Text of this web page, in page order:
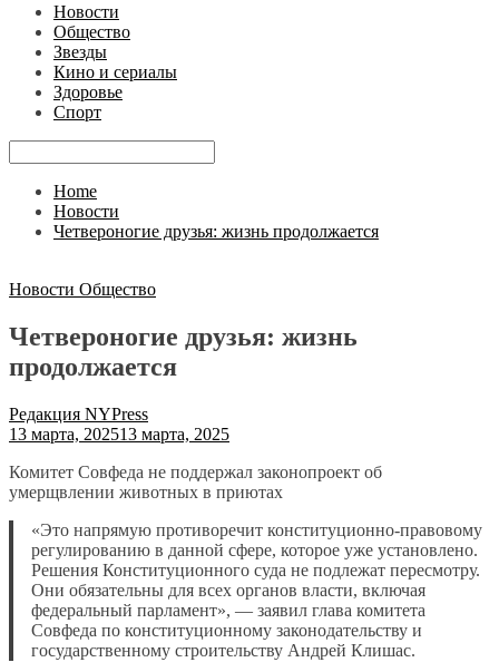
Новости
Общество
Звезды
Кино и сериалы
Здоровье
Спорт
Home
Новости
Четвероногие друзья: жизнь продолжается
Новости Общество
Четвероногие друзья: жизнь
продолжается
Редакция NYPress
13 марта, 202513 марта, 2025
Комитет Совфеда не поддержал законопроект об
умерщвлении животных в приютах
«Это напрямую противоречит конституционно-правовому
регулированию в данной сфере, которое уже установлено.
Решения Конституционного суда не подлежат пересмотру.
Они обязательны для всех органов власти, включая
федеральный парламент», — заявил глава комитета
Совфеда по конституционному законодательству и
государственному строительству Андрей Клишас.